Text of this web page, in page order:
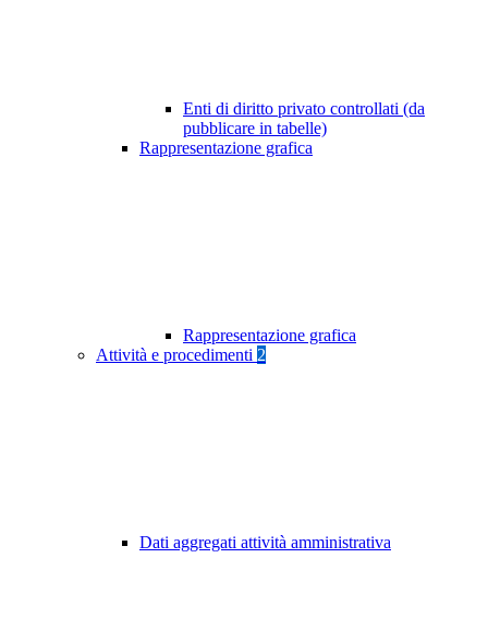
Enti di diritto privato controllati (da
pubblicare in tabelle)
Rappresentazione grafica
Rappresentazione grafica
Attività e procedimenti 2
Dati aggregati attività amministrativa